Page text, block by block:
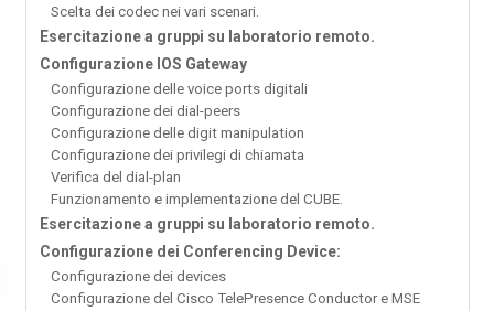
Scelta dei codec nei vari scenari.
Esercitazione a gruppi su laboratorio remoto.
Configurazione IOS Gateway
Configurazione delle voice ports digitali
Configurazione dei dial-peers
Configurazione delle digit manipulation
Configurazione dei privilegi di chiamata
Verifica del dial-plan
Funzionamento e implementazione del CUBE.
Esercitazione a gruppi su laboratorio remoto.
Configurazione dei Conferencing Device:
Configurazione dei devices
Configurazione del Cisco TelePresence Conductor e MSE